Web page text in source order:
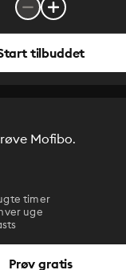
tilbuddet
Mofibo.
timer
uge
Prøv gratis